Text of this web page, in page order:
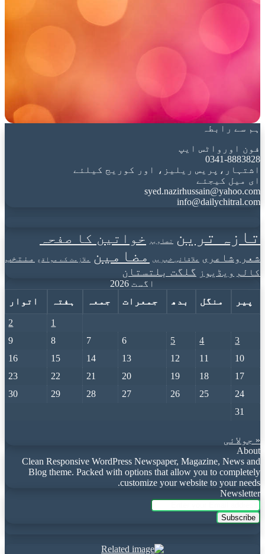
ہم سے رابطہ
فون اورواٹس ایپ
0341-8883828
اشتہار،پریس ریلیز، اور کوریج کیلئے
ای میل کیجئے
syed.nazirhussain@yahoo.com
info@dailychitral.com
تازہ ترین تصاویر خواتین کا صفحہ
شعروشاعری علاقائی خبریں مضامین ملازمت کے مواقع
منتخب
کالم ویڈیوز گلگت بلتستان
اگست 2026
پیر
منگل بدھ جمعرات جمعہ ہفتہ اتوار
1
2
3
4
5
6
7
8
9
10
11
12
13
14
15
16
17
18
19
20
21
22
23
24
25
26
27
28
29
30
31
« جولائی
About
Clean Responsive WordPress Newspaper, Magazine, News and
Blog theme. Packed with options that allow you to completely
customize your website to your needs.
Newsletter
Enter
your
Email